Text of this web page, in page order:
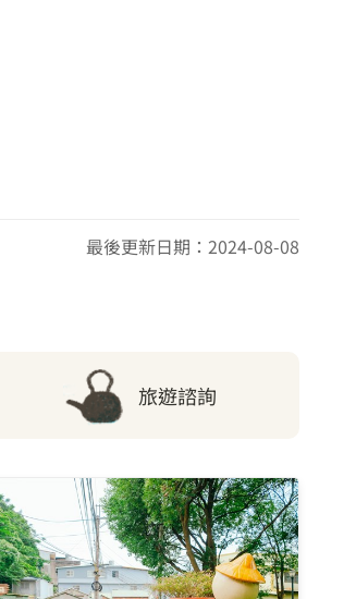
最後更新日期：2024-08-08
旅遊諮詢